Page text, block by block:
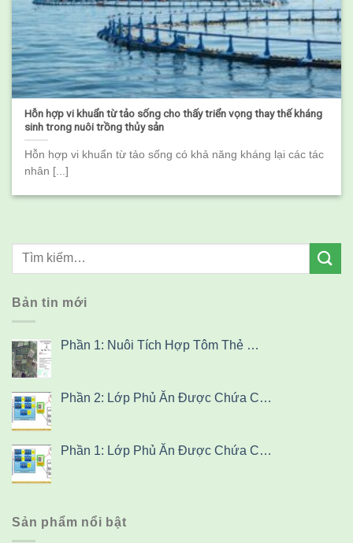
Hỗn hợp vi khuẩn từ tảo sống cho thấy triển vọng thay thế kháng
sinh trong nuôi trồng thủy sản
Hỗn hợp vi khuẩn từ tảo sống có khả năng kháng lại các tác
nhân [...]
Bản tin mới
Phần 1: Nuôi Tích Hợp Tôm Thẻ …
Phần 2: Lớp Phủ Ăn Được Chứa C…
Phần 1: Lớp Phủ Ăn Được Chứa C…
Sản phẩm nổi bật